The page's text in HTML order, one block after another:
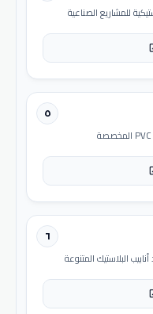
للمشاريع الصناعية
٥
يوفر مجموعة متكاملة من أنابيب الـ PPR والـ PVC المخصصة
٦
البلاستيك المتنوعة